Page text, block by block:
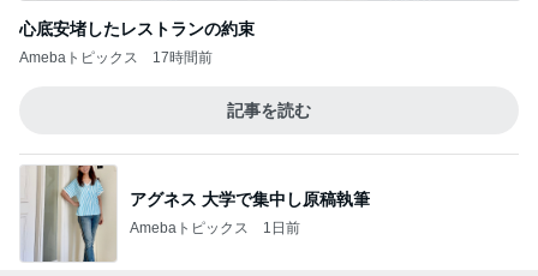
心底安堵したレストランの約束
Amebaトピックス 17時間前
記事を読む
アグネス 大学で集中し原稿執筆
Amebaトピックス 1日前